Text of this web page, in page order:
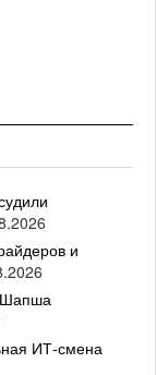
и
Шапша
ИТ-смена